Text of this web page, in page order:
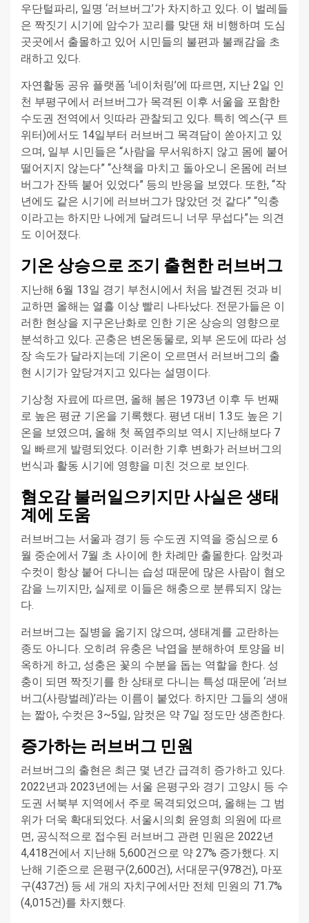
우단털파리, 일명 ‘러브버그’가 차지하고 있다. 이 벌레들
은 짝짓기 시기에 암수가 꼬리를 맞댄 채 비행하며 도심
곳곳에서 출몰하고 있어 시민들의 불편과 불쾌감을 초
래하고 있다.
자연활동 공유 플랫폼 ‘네이처링’에 따르면, 지난 2일 인
천 부평구에서 러브버그가 목격된 이후 서울을 포함한
수도권 전역에서 잇따라 관찰되고 있다. 특히 엑스(구 트
위터)에서도 14일부터 러브버그 목격담이 쏟아지고 있
으며, 일부 시민들은 “사람을 무서워하지 않고 몸에 붙어
떨어지지 않는다” “산책을 마치고 돌아오니 온몸에 러브
버그가 잔뜩 붙어 있었다” 등의 반응을 보였다. 또한, “작
년에도 같은 시기에 러브버그가 많았던 것 같다” “익충
이라고는 하지만 나에게 달려드니 너무 무섭다”는 의견
도 이어졌다.
기온 상승으로 조기 출현한 러브버그
지난해 6월 13일 경기 부천시에서 처음 발견된 것과 비
교하면 올해는 열흘 이상 빨리 나타났다. 전문가들은 이
러한 현상을 지구온난화로 인한 기온 상승의 영향으로
분석하고 있다. 곤충은 변온동물로, 외부 온도에 따라 성
장 속도가 달라지는데 기온이 오르면서 러브버그의 출
현 시기가 앞당겨지고 있다는 설명이다.
기상청 자료에 따르면, 올해 봄은 1973년 이후 두 번째
로 높은 평균 기온을 기록했다. 평년 대비 1.3도 높은 기
온을 보였으며, 올해 첫 폭염주의보 역시 지난해보다 7
일 빠르게 발령되었다. 이러한 기후 변화가 러브버그의
번식과 활동 시기에 영향을 미친 것으로 보인다.
혐오감 불러일으키지만 사실은 생태
계에 도움
러브버그는 서울과 경기 등 수도권 지역을 중심으로 6
월 중순에서 7월 초 사이에 한 차례만 출몰한다. 암컷과
수컷이 항상 붙어 다니는 습성 때문에 많은 사람이 혐오
감을 느끼지만, 실제로 이들은 해충으로 분류되지 않는
다.
러브버그는 질병을 옮기지 않으며, 생태계를 교란하는
종도 아니다. 오히려 유충은 낙엽을 분해하여 토양을 비
옥하게 하고, 성충은 꽃의 수분을 돕는 역할을 한다. 성
충이 되면 짝짓기를 한 상태로 다니는 특성 때문에 ‘러브
버그(사랑벌레)’라는 이름이 붙었다. 하지만 그들의 생애
는 짧아, 수컷은 3~5일, 암컷은 약 7일 정도만 생존한다.
증가하는 러브버그 민원
러브버그의 출현은 최근 몇 년간 급격히 증가하고 있다.
2022년과 2023년에는 서울 은평구와 경기 고양시 등 수
도권 서북부 지역에서 주로 목격되었으며, 올해는 그 범
위가 더욱 확대되었다. 서울시의회 윤영희 의원에 따르
면, 공식적으로 접수된 러브버그 관련 민원은 2022년
4,418건에서 지난해 5,600건으로 약 27% 증가했다. 지
난해 기준으로 은평구(2,600건), 서대문구(978건), 마포
구(437건) 등 세 개의 자치구에서만 전체 민원의 71.7%
(4,015건)를 차지했다.